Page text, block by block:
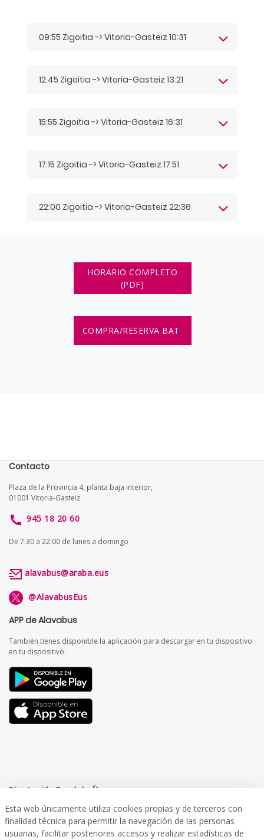
09:55 Zigoitia -> Vitoria-Gasteiz 10:31
12:45 Zigoitia -> Vitoria-Gasteiz 13:21
15:55 Zigoitia -> Vitoria-Gasteiz 16:31
17:15 Zigoitia -> Vitoria-Gasteiz 17:51
22:00 Zigoitia -> Vitoria-Gasteiz 22:36
HORARIO COMPLETO
(PDF)
COMPRA/RESERVA BAT
Contacto
Plaza de la Provincia 4, planta baja interior,
01001 Vitoria-Gasteiz
945 18 20 60
De 7:30 a 22:00 de lunes a domingo
alavabus@araba.eus
@AlavabusEus
APP de Alavabus
También tienes disponible la aplicación para descargar en tu dispositivo
en tu dispositivo.
Diputación Foral de Álava
Esta web únicamente utiliza cookies propias y de terceros con
finalidad técnica para permitir la navegación de las personas
usuarias, facilitar posteriores accesos y realizar estadísticas de